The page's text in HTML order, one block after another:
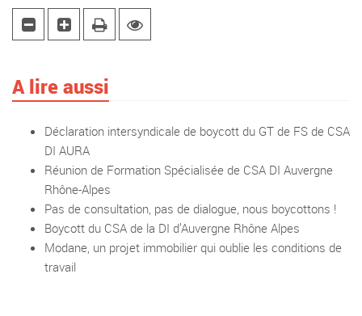
A lire aussi
Déclaration intersyndicale de boycott du GT de FS de CSA
DI AURA
Réunion de Formation Spécialisée de CSA DI Auvergne
Rhône-Alpes
Pas de consultation, pas de dialogue, nous boycottons !
Boycott du CSA de la DI d’Auvergne Rhône Alpes
Modane, un projet immobilier qui oublie les conditions de
travail